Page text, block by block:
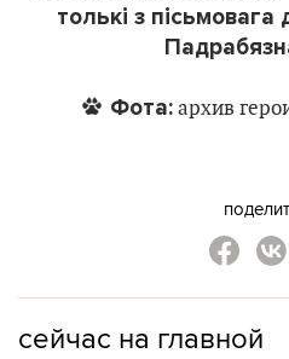
толькі з
Фота:архив
сейчас на главной